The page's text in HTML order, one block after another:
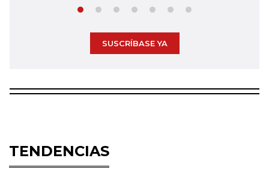
SUSCRÍBASE YA
TENDENCIAS